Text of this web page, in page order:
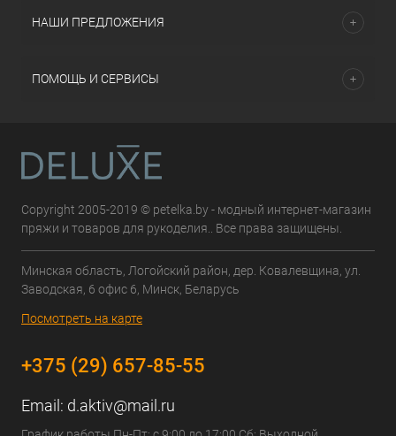
НАШИ ПРЕДЛОЖЕНИЯ
ПОМОЩЬ И СЕРВИСЫ
Copyright 2005-2019 © petelka.by - модный интернет-магазин
пряжи и товаров для рукоделия.. Все права защищены.
Минская область, Логойский район, дер. Ковалевщина, ул.
Заводская, 6 офис 6, Минск, Беларусь
Посмотреть на карте
+375 (29) 657-85-55
Email: d.aktiv@mail.ru